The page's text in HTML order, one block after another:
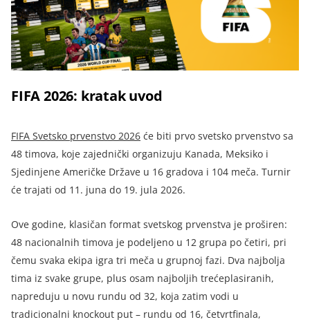
FIFA 2026: kratak uvod
FIFA Svetsko prvenstvo 2026 će biti prvo svetsko prvenstvo sa
48 timova, koje zajednički organizuju Kanada, Meksiko i
Sjedinjene Američke Države u 16 gradova i 104 meča. Turnir
će trajati od 11. juna do 19. jula 2026.
Ove godine, klasičan format svetskog prvenstva je proširen:
48 nacionalnih timova je podeljeno u 12 grupa po četiri, pri
čemu svaka ekipa igra tri meča u grupnoj fazi. Dva najbolja
tima iz svake grupe, plus osam najboljih trećeplasiranih,
napreduju u novu rundu od 32, koja zatim vodi u
tradicionalni knockout put – rundu od 16, četvrtfinala,